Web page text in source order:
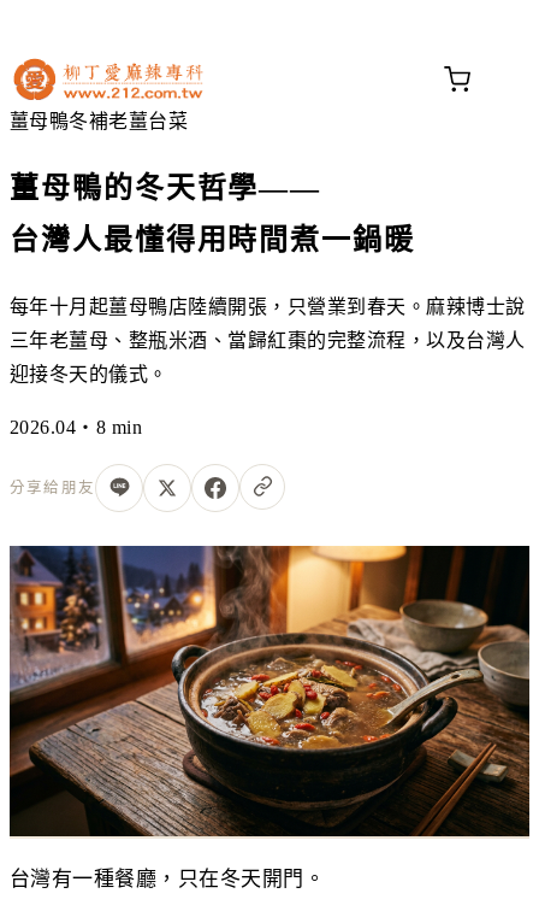
薑母鴨冬補老薑台菜
薑母鴨的冬天哲學——
台灣人最懂得用時間煮一鍋暖
每年十月起薑母鴨店陸續開張，只營業到春天。麻辣博士說
三年老薑母、整瓶米酒、當歸紅棗的完整流程，以及台灣人
迎接冬天的儀式。
2026.04・8 min
分享給朋友
台灣有一種餐廳，只在冬天開門。